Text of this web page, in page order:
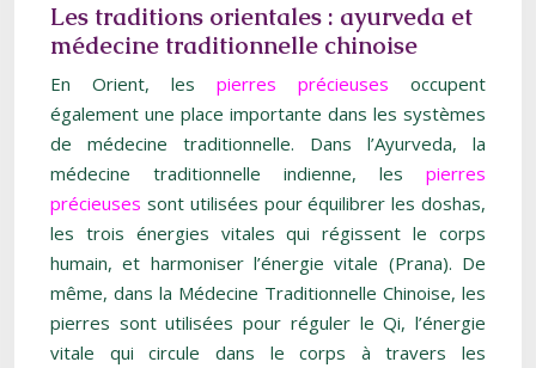
Les traditions orientales : ayurveda et
médecine traditionnelle chinoise
En Orient, les pierres précieuses occupent
également une place importante dans les systèmes
de médecine traditionnelle. Dans l’Ayurveda, la
médecine traditionnelle indienne, les pierres
précieuses sont utilisées pour équilibrer les doshas,
les trois énergies vitales qui régissent le corps
humain, et harmoniser l’énergie vitale (Prana). De
même, dans la Médecine Traditionnelle Chinoise, les
pierres sont utilisées pour réguler le Qi, l’énergie
vitale qui circule dans le corps à travers les